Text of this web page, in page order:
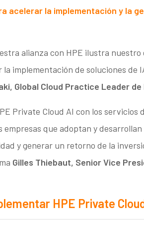
acelerar la implementación y la
alianza con HPE ilustra
implementación de soluciones de
Global Cloud Practice Leader de
Private Cloud AI con los
que adoptan y
y generar un retorno de la
Gilles Thiebaut, Senior Vice
HPE Private